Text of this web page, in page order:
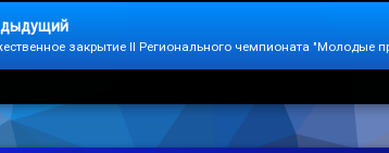
закрытие II Регионального чемпионата "Молодые